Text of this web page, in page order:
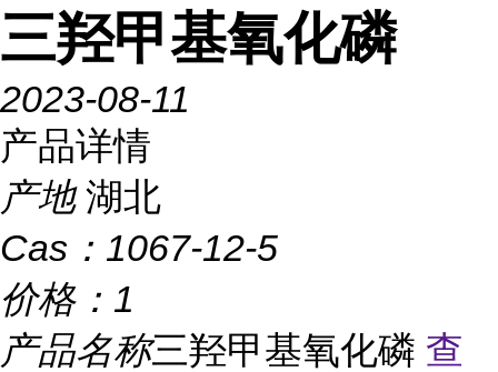
三羟甲基氧化磷
2023-08-11
产品详情
产地 湖北
Cas： 1067-12-5
价格： 1
产品名称三羟甲基氧化磷 查